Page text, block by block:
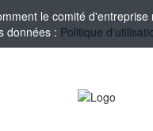
le comité d'entreprise
données : Politique